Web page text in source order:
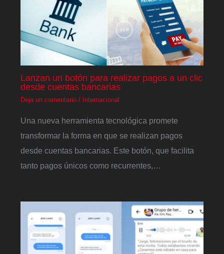
Lanzan un botón para realizar pagos a un clic
desde cuentas bancarias
Deja un comentario / Internacional
Una nueva herramienta tecnológica promete
transformar la forma en que se realizan pagos
desde cuentas bancarias. Este botón, que facilita
tanto pagos únicos como recurrentes,…